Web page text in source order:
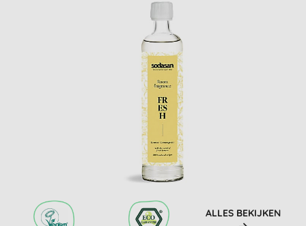
ALLES BEKIJKEN